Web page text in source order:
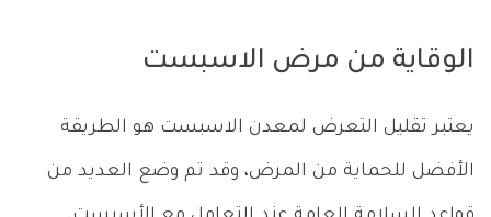
الوقاية من مرض الاسبست
يعتبر تقليل التعرض لمعدن الاسبست هو الطريقة
الأفضل للحماية من المرض، وقد تم وضع العديد من